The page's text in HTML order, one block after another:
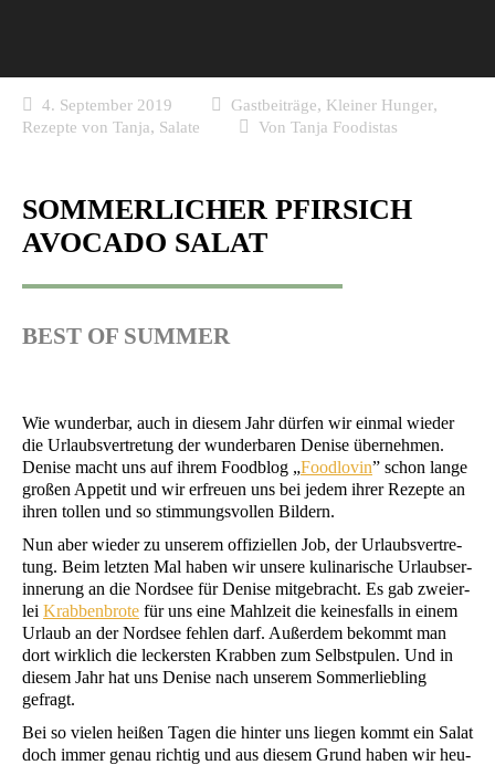
4. September 2019 Gastbeiträge, Kleiner Hunger,
Rezepte von Tanja, Salate Von Tanja Foodistas
SOMMERLICHER PFIRSICH
AVOCADO SALAT
BEST OF SUMMER
Wie wun­der­bar, auch in die­sem Jahr dür­fen wir ein­mal wie­der
die Urlaubs­ver­tre­tung der wun­der­ba­ren Deni­se über­neh­men.
Deni­se macht uns auf ihrem Food­blog „Food­lo­vin” schon lan­ge
gro­ßen Appe­tit und wir erfreu­en uns bei jedem ihrer Rezep­te an
ihren tol­len und so stim­mungs­vol­len Bildern.
Nun aber wie­der zu unse­rem offi­zi­el­len Job, der Urlaubs­ver­tre­
tung. Beim letz­ten Mal haben wir unse­re kuli­na­ri­sche Urlaubs­er­
in­ne­rung an die Nord­see für Deni­se mit­ge­bracht. Es gab zwei­er­
lei Krab­ben­bro­te für uns eine Mahl­zeit die kei­nes­falls in einem
Urlaub an der Nord­see feh­len darf. Außer­dem bekommt man
dort wirk­lich die leckers­ten Krab­ben zum Selbst­pu­len. Und in
die­sem Jahr hat uns Deni­se nach unse­rem Som­mer­lieb­ling
gefragt.
Bei so vie­len hei­ßen Tagen die hin­ter uns lie­gen kommt ein Salat
doch immer genau rich­tig und aus die­sem Grund haben wir heu­